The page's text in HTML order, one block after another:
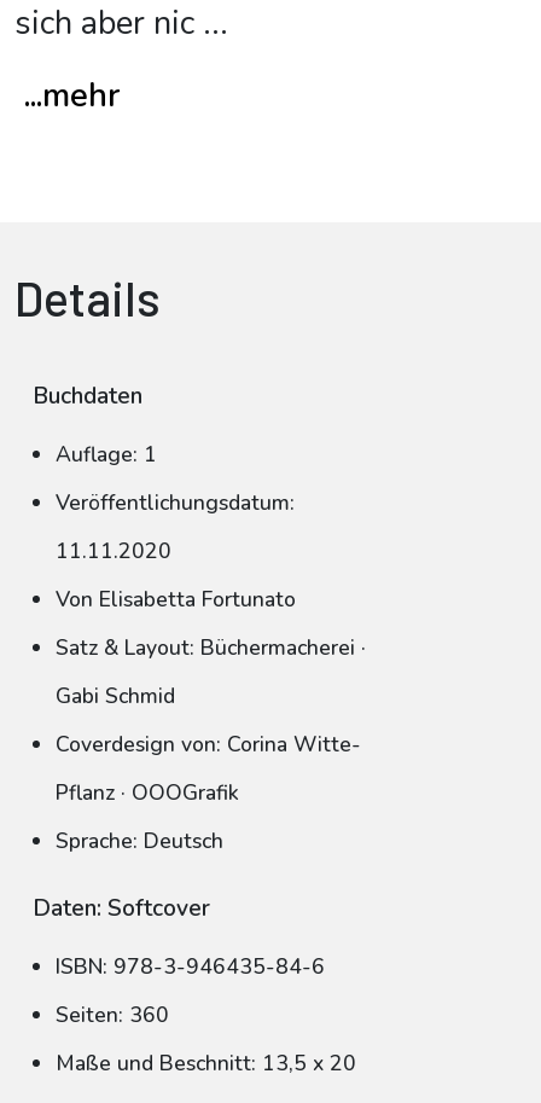
sich aber nic ...
...mehr
Details
Buchdaten
Auflage: 1
Veröffentlichungsdatum:
11.11.2020
Von Elisabetta Fortunato
Satz & Layout: Büchermacherei ·
Gabi Schmid
Coverdesign von: Corina Witte-
Pflanz · OOOGrafik
Sprache: Deutsch
Daten: Softcover
ISBN: 978-3-946435-84-6
Seiten: 360
Maße und Beschnitt: 13,5 x 20